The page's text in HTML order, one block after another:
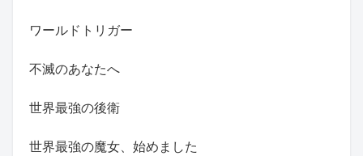
ワールドトリガー
不滅のあなたへ
世界最強の後衛
世界最強の魔女、始めました